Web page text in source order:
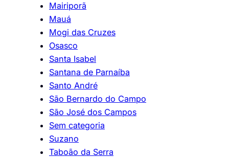
Mairiporã
Mauá
Mogi das Cruzes
Osasco
Santa Isabel
Santana de Parnaíba
Santo André
São Bernardo do Campo
São José dos Campos
Sem categoria
Suzano
Taboão da Serra